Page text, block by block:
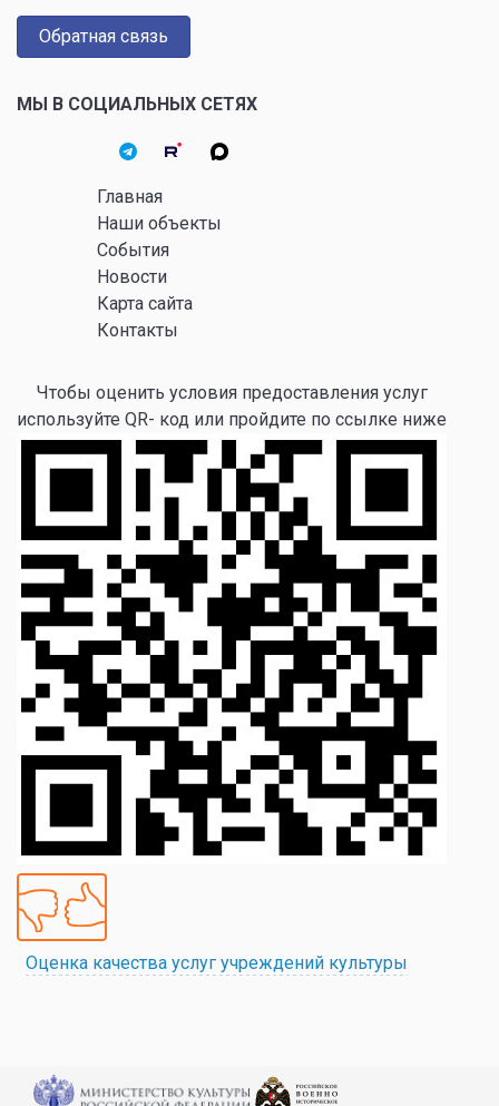
Обратная связь
МЫ В СОЦИАЛЬНЫХ СЕТЯХ
Главная
Наши объекты
События
Новости
Карта сайта
Контакты
Чтобы оценить условия предоставления услуг
используйте QR- код или пройдите по ссылке ниже
Оценка качества услуг учреждений культуры